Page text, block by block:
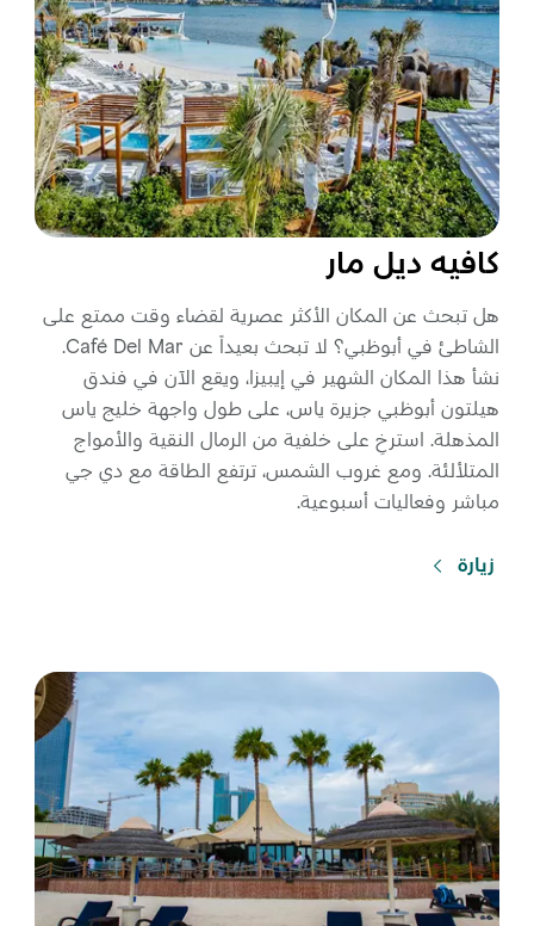
كافيه ديل مار
هل تبحث عن المكان الأكثر عصرية لقضاء وقت ممتع على
الشاطئ في أبوظبي؟ لا تبحث بعيداً عن Café Del Mar.
نشأ هذا المكان الشهير في إيبيزا، ويقع الآن في فندق
هيلتون أبوظبي جزيرة ياس، على طول واجهة خليج ياس
المذهلة. استرخِ على خلفية من الرمال النقية والأمواج
المتلألئة. ومع غروب الشمس، ترتفع الطاقة مع دي جي
مباشر وفعاليات أسبوعية.
زيارة